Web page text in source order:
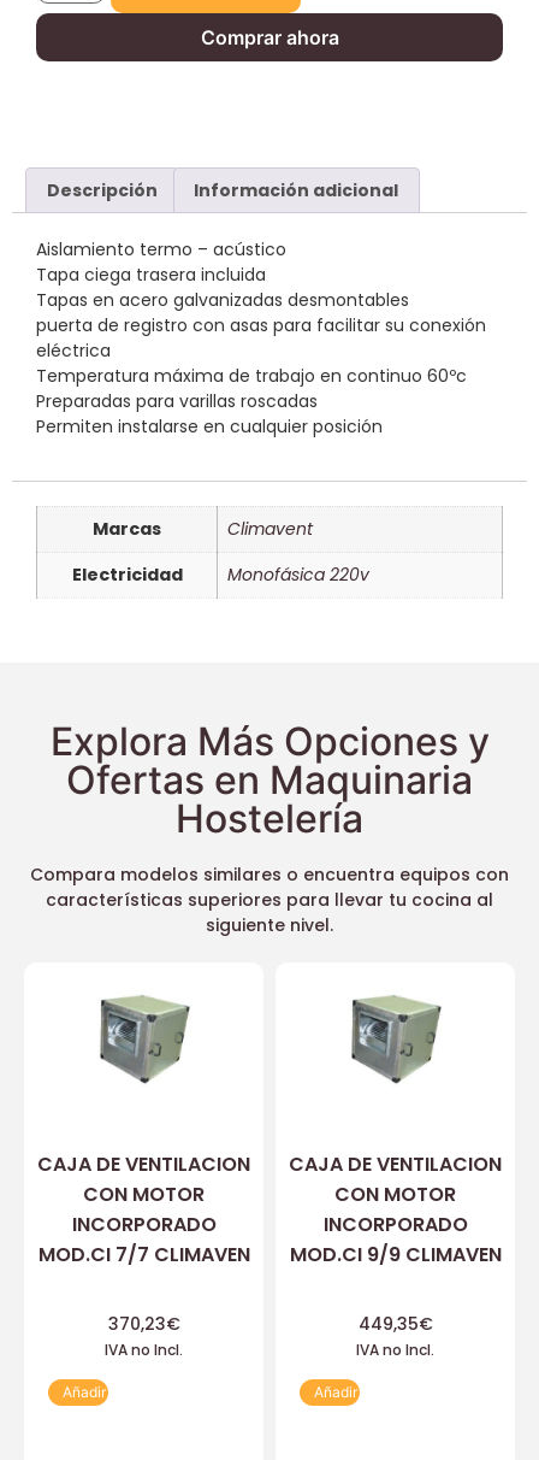
Comprar ahora
Descripción Información adicional
Aislamiento termo – acústico
Tapa ciega trasera incluida
Tapas en acero galvanizadas desmontables
puerta de registro con asas para facilitar su conexión
eléctrica
Temperatura máxima de trabajo en continuo 60ºc
Preparadas para varillas roscadas
Permiten instalarse en cualquier posición
Marcas
Climavent
Electricidad
Monofásica 220v
Explora Más Opciones y
Ofertas en Maquinaria
Hostelería
Compara modelos similares o encuentra equipos con
características superiores para llevar tu cocina al
siguiente nivel.
CAJA DE VENTILACION
CON MOTOR
INCORPORADO
MOD.CI 7/7 CLIMAVEN
370,23€
IVA no Incl.
Añadir
CAJA DE VENTILACION
CON MOTOR
INCORPORADO
MOD.CI 9/9 CLIMAVEN
449,35€
IVA no Incl.
Añadir